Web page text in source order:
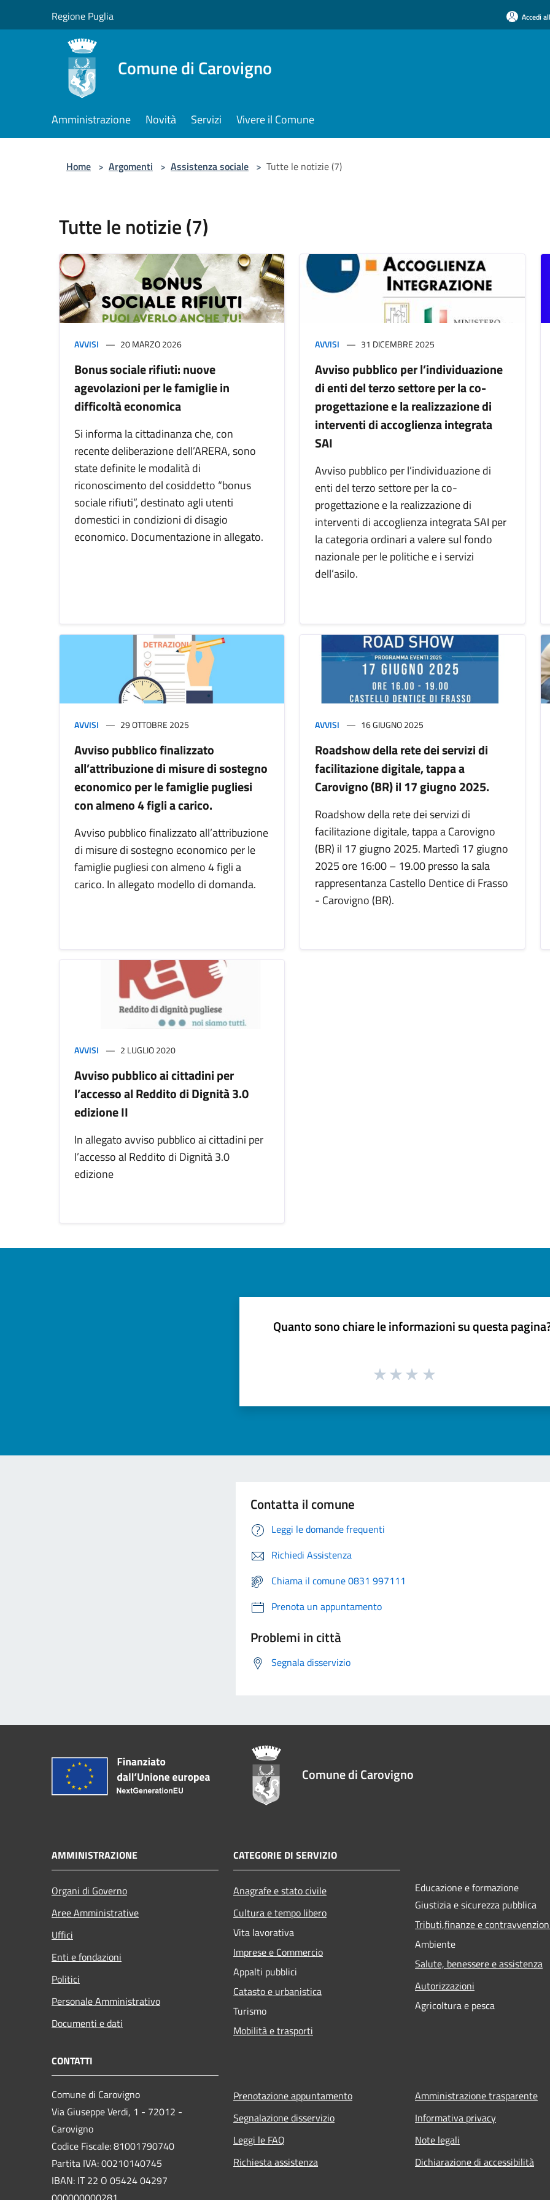
Regione Puglia Accedi
Comune di Carovigno
Amministrazione Novità Servizi Vivere il Comune
Home > Argomenti > Assistenza sociale > Tutte le notizie (7)
Tutte le notizie (7)
AVVISI 20 MARZO 2026
Bonus sociale rifiuti: nuove
agevolazioni per le famiglie in
difficoltà economica
Si informa la cittadinanza che, con
recente deliberazione dell’ARERA, sono
state definite le modalità di
riconoscimento del cosiddetto “bonus
sociale rifiuti”, destinato agli utenti
domestici in condizioni di disagio
economico. Documentazione in allegato.
AVVISI 31 DICEMBRE 2025
Avviso pubblico per l’individuazione
di enti del terzo settore per la co-
progettazione e la realizzazione di
interventi di accoglienza integrata
SAI
Avviso pubblico per l’individuazione di
enti del terzo settore per la co-
progettazione e la realizzazione di
interventi di accoglienza integrata SAI per
la categoria ordinari a valere sul fondo
nazionale per le politiche e i servizi
dell’asilo.
AVVISI 29 OTTOBRE 2025
Avviso pubblico finalizzato
all’attribuzione di misure di sostegno
economico per le famiglie pugliesi
con almeno 4 figli a carico.
Avviso pubblico finalizzato all’attribuzione
di misure di sostegno economico per le
famiglie pugliesi con almeno 4 figli a
carico. In allegato modello di domanda.
AVVISI 16 GIUGNO 2025
Roadshow della rete dei servizi di
facilitazione digitale, tappa a
Carovigno (BR) il 17 giugno 2025.
Roadshow della rete dei servizi di
facilitazione digitale, tappa a Carovigno
(BR) il 17 giugno 2025. Martedì 17 giugno
2025 ore 16:00 – 19.00 presso la sala
rappresentanza Castello Dentice di Frasso
- Carovigno (BR).
AVVISI 2 LUGLIO 2020
Avviso pubblico ai cittadini per
l’accesso al Reddito di Dignità 3.0
edizione II
In allegato avviso pubblico ai cittadini per
l’accesso al Reddito di Dignità 3.0
edizione
Quanto sono chiare le informazioni su questa
Contatta il comune
Leggi le domande frequenti
Richiedi Assistenza
Chiama il comune 0831 997111
Prenota un appuntamento
Problemi in città
Segnala disservizio
Comune di Carovigno
AMMINISTRAZIONE
Organi di Governo
Aree Amministrative
Uffici
Enti e fondazioni
Politici
Personale Amministrativo
Documenti e dati
CATEGORIE DI SERVIZIO
Anagrafe e stato civile
Cultura e tempo libero
Vita lavorativa
Imprese e Commercio
Appalti pubblici
Catasto e urbanistica
Turismo
Mobilità e trasporti
Educazione e formazione
Giustizia e sicurezza pubblica
Tributi,finanze e
Ambiente
Salute, benessere e assistenza
Autorizzazioni
Agricoltura e pesca
CONTATTI
Comune di Carovigno
Via Giuseppe Verdi, 1 - 72012 -
Carovigno
Codice Fiscale: 81001790740
Partita IVA: 00210140745
IBAN: IT 22 O 05424 04297
Prenotazione appuntamento
Segnalazione disservizio
Leggi le FAQ
Richiesta assistenza
Amministrazione trasparente
Informativa privacy
Note legali
Dichiarazione di accessibilità